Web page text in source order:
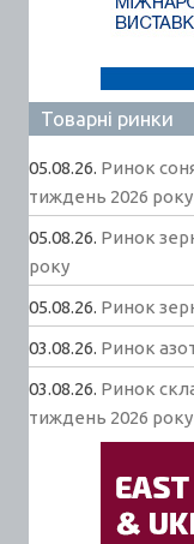
Товарні ринки
05.08.26. Ринок
тиждень 2026 року
05.08.26. Ринок
року
05.08.26. Ринок
03.08.26. Ринок
03.08.26. Ринок
тиждень 2026 року